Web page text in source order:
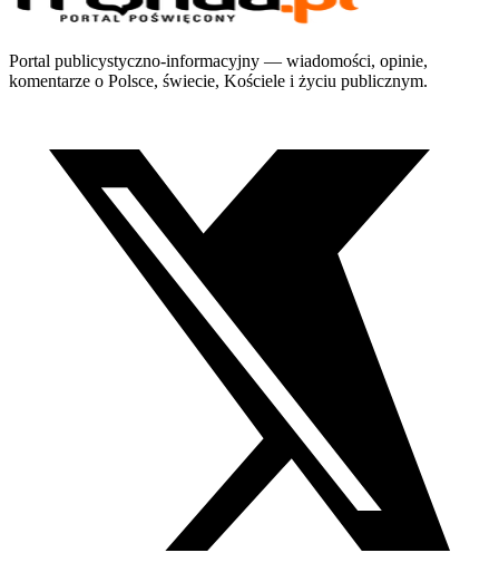
Portal publicystyczno-informacyjny — wiadomości, opinie,
komentarze o Polsce, świecie, Kościele i życiu publicznym.